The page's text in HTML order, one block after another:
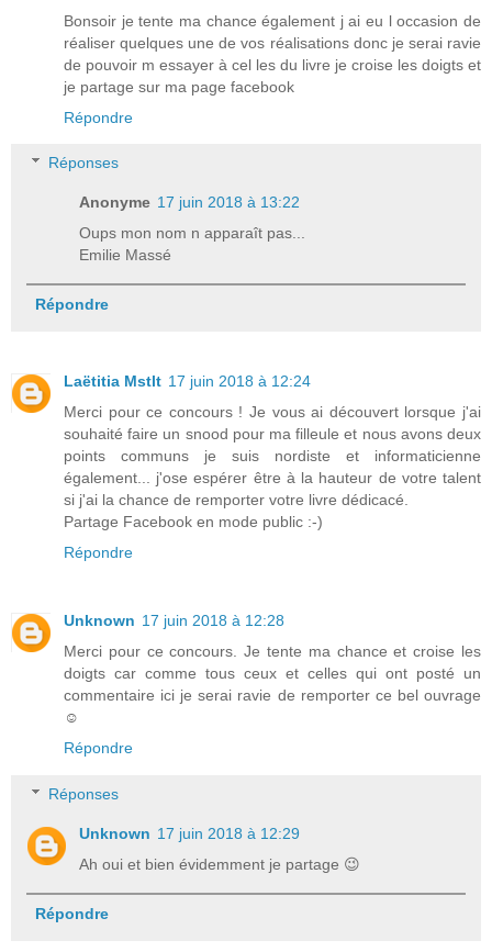
Bonsoir je tente ma chance également j ai eu l occasion de
réaliser quelques une de vos réalisations donc je serai ravie
de pouvoir m essayer à cel les du livre je croise les doigts et
je partage sur ma page facebook
Répondre
Réponses
Anonyme 17 juin 2018 à 13:22
Oups mon nom n apparaît pas...
Emilie Massé
Répondre
Laëtitia Mstlt 17 juin 2018 à 12:24
Merci pour ce concours ! Je vous ai découvert lorsque j'ai
souhaité faire un snood pour ma filleule et nous avons deux
points communs je suis nordiste et informaticienne
également... j'ose espérer être à la hauteur de votre talent
si j'ai la chance de remporter votre livre dédicacé.
Partage Facebook en mode public :-)
Répondre
Unknown 17 juin 2018 à 12:28
Merci pour ce concours. Je tente ma chance et croise les
doigts car comme tous ceux et celles qui ont posté un
commentaire ici je serai ravie de remporter ce bel ouvrage
☺
Répondre
Réponses
Unknown 17 juin 2018 à 12:29
Ah oui et bien évidemment je partage 😉
Répondre